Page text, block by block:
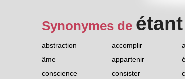
Synonymes de étant
abstraction accomplir
âme
appartenir
conscience
consister